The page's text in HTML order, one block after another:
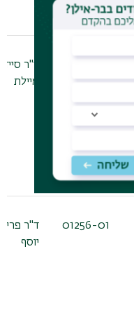
ד"ר
איילת
01256-01
ד"ר
יוסף